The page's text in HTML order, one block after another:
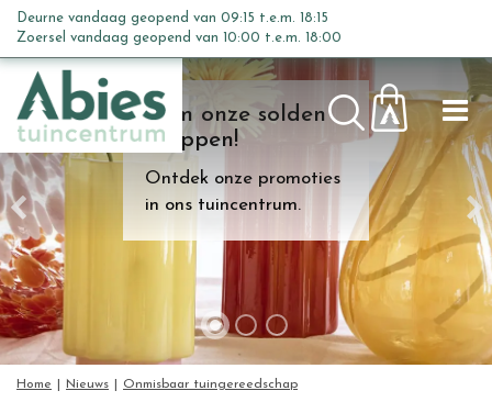
n
c
o
n
t
e
n
t
Kom onze solden
shoppen!
Ontdek onze promoties
in ons tuincentrum.
Home Nieuws Onmisbaar tuingereedschap
Deurne vandaag geopend van 09:15 t.e.m. 18:15
Zoersel vandaag geopend van 10:00 t.e.m. 18:00